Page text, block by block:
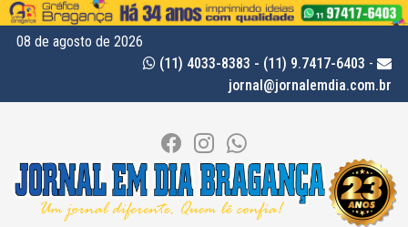
08 de agosto de 2026
(11) 4033-8383 - (11) 9.7417-6403 -
jornal@jornalemdia.com.br